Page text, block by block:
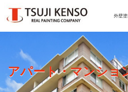
外壁
アパート・マンショ